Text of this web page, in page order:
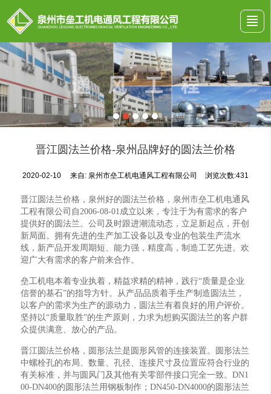
首页 公司介绍 工程案例 产品展示 新闻动态 留言反馈 联系我们 地图导航
晋江圆法兰价格-泉州品牌好的圆法兰价格
2020-02-10 来自: 泉州市垒工机电通风工程有限公司 浏览次数:431
晋江圆法兰价格，泉州好的圆法兰价格，泉州市垒工机电通风
工程有限公司自2006-08-01成立以来，专注于为有需求的客户
提供好的圆法兰。公司及时跟进潮流动态，立足新起点，开创
新局面。拥有先进的生产加工设备以及专业的包装生产流水
线，新产品开发周期短、能力强，精度高，制造工艺先进。欢
迎广大有需求的客户前来合作。
垒工机电本着专业执着，精益求精的精神，践行“质量是企业
信誉的基石”的指导方针。从产品品质着手生产制造圆法兰，
以客户的需求为生产的源动力，圆法兰有着良好的用户评价。
坚持以“质量取胜”的生产原则，力求为想购买圆法兰的客户群
众提供满意、放心的产品。
晋江圆法兰价格，圆形法兰是圆形风管的连接装置。圆形法兰
中螺栓孔的布局、数量、孔径、连接尺寸及位置应符合行业的
有关标准，并与圆风门及其他有关零部件接口完全一致。DN1
00-DN400的圆形法兰用钢板制作；DN450-DN4000的圆形法兰